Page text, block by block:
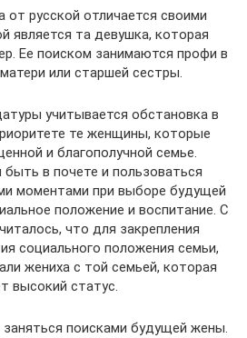
от русской отличается своими
является та девушка, которая
Ее поиском занимаются профи в
или старшей сестры.
учитывается обстановка в
те женщины, которые
и благополучной семье.
в почете и пользоваться
моментами при выборе будущей
положение и воспитание. С
что для закрепления
социального положения семьи,
жениха с той семьей, которая
высокий статус.
поисками будущей жены.